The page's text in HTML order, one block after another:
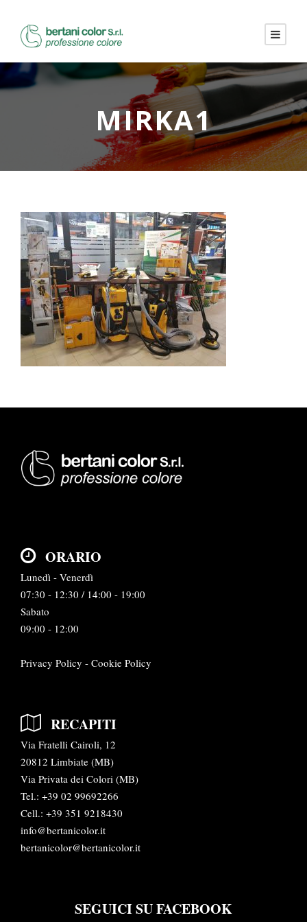
MIRKA1
ORARIO
Lunedì - Venerdì
07:30 - 12:30 / 14:00 - 19:00
Sabato
09:00 - 12:00
Privacy Policy - Cookie Policy
RECAPITI
Via Fratelli Cairoli, 12
20812 Limbiate (MB)
Via Privata dei Colori (MB)
Tel.: +39 02 99692266
Cell.: +39 351 9218430
info@bertanicolor.it
bertanicolor@bertanicolor.it
SEGUICI SU FACEBOOK